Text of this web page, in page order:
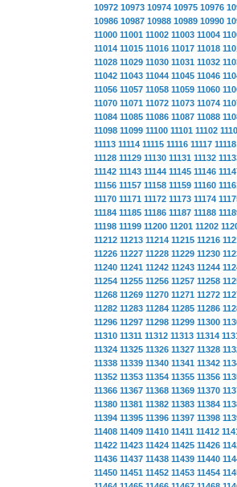
10972 10973 10974 10975 10976
10986 10987 10988 10989 10990
11000 11001 11002 11003 11004
11014 11015 11016 11017 11018
11028 11029 11030 11031 11032
11042 11043 11044 11045 11046
11056 11057 11058 11059 11060
11070 11071 11072 11073 11074
11084 11085 11086 11087 11088
11098 11099 11100 11101 11102
11113 11114 11115 11116 11117 11118
11128 11129 11130 11131 11132
11142 11143 11144 11145 11146
11156 11157 11158 11159 11160
11170 11171 11172 11173 11174
11184 11185 11186 11187 11188
11198 11199 11200 11201 11202
11212 11213 11214 11215 11216
11226 11227 11228 11229 11230
11240 11241 11242 11243 11244
11254 11255 11256 11257 11258
11268 11269 11270 11271 11272
11282 11283 11284 11285 11286
11296 11297 11298 11299 11300
11310 11311 11312 11313 11314
11324 11325 11326 11327 11328
11338 11339 11340 11341 11342
11352 11353 11354 11355 11356
11366 11367 11368 11369 11370
11380 11381 11382 11383 11384
11394 11395 11396 11397 11398
11408 11409 11410 11411 11412
11422 11423 11424 11425 11426
11436 11437 11438 11439 11440
11450 11451 11452 11453 11454